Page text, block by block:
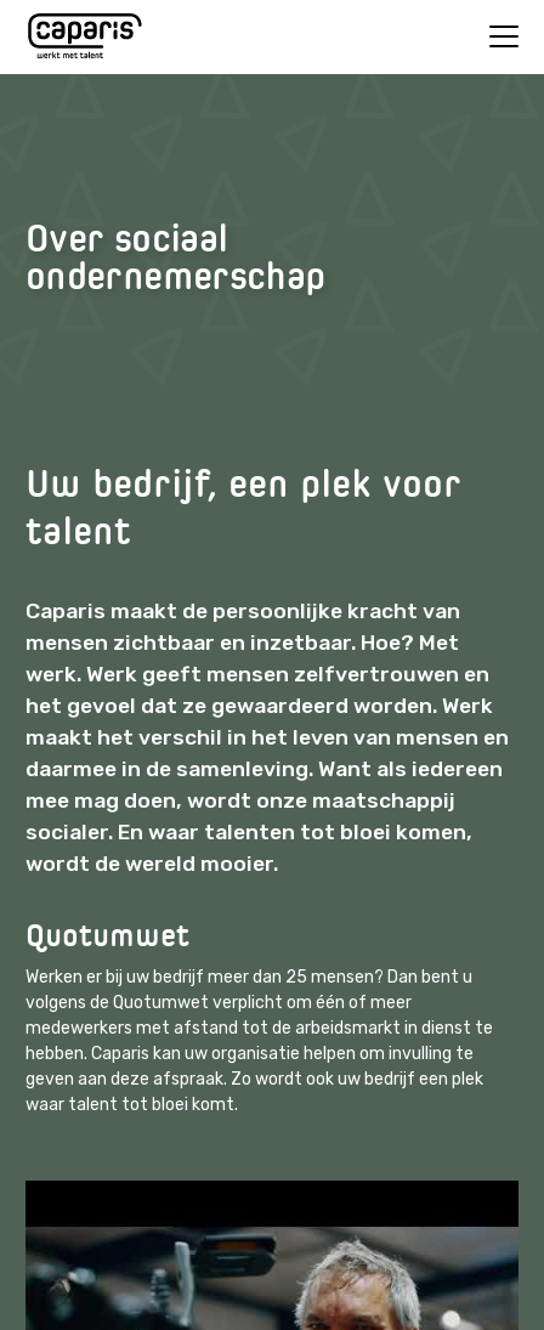
Over sociaal
ondernemerschap
Uw bedrijf, een plek voor
talent
Caparis maakt de persoonlijke kracht van
mensen zichtbaar en inzetbaar. Hoe? Met
werk. Werk geeft mensen zelfvertrouwen en
het gevoel dat ze gewaardeerd worden. Werk
maakt het verschil in het leven van mensen en
daarmee in de samenleving. Want als iedereen
mee mag doen, wordt onze maatschappij
socialer. En waar talenten tot bloei komen,
wordt de wereld mooier.
Quotumwet
Werken er bij uw bedrijf meer dan 25 mensen? Dan bent u
volgens de Quotumwet verplicht om één of meer
medewerkers met afstand tot de arbeidsmarkt in dienst te
hebben. Caparis kan uw organisatie helpen om invulling te
geven aan deze afspraak. Zo wordt ook uw bedrijf een plek
waar talent tot bloei komt.